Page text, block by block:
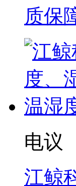
质保
电议
江鲸